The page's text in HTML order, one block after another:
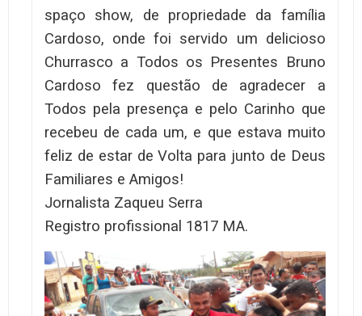
spaço show, de propriedade da família
Cardoso, onde foi servido um delicioso
Churrasco a Todos os Presentes Bruno
Cardoso fez questão de agradecer a
Todos pela presença e pelo Carinho que
recebeu de cada um, e que estava muito
feliz de estar de Volta para junto de Deus
Familiares e Amigos!
Jornalista Zaqueu Serra
Registro profissional 1817 MA.